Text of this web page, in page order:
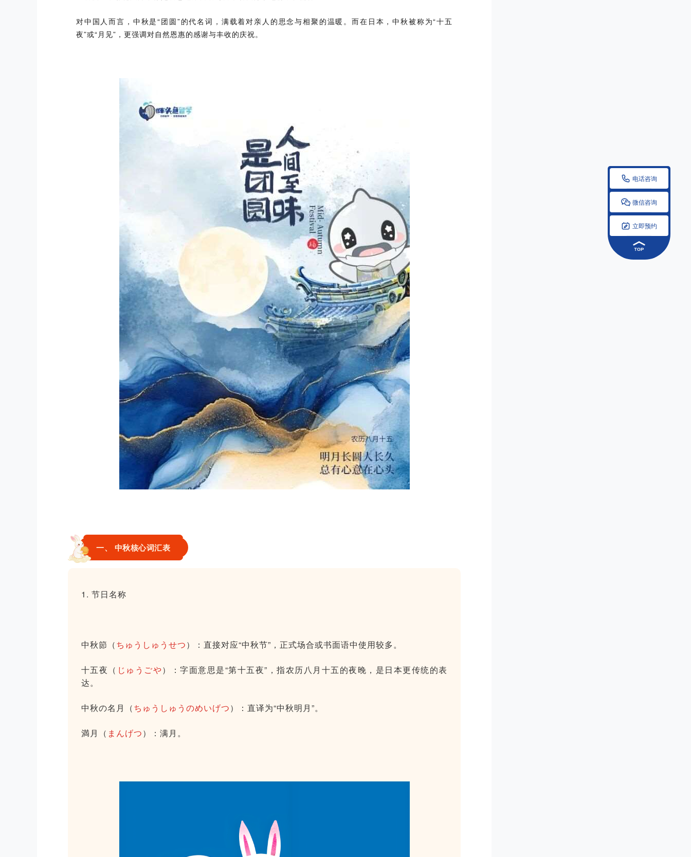
 电话咨询
 微信咨询
 立即预约
对中国人而言，中秋是“团圆”的代名词，满载着对亲人的思念与相聚的温暖。而在日本，中秋被称为“十五
夜”或“月见”，更强调对自然恩惠的感谢与丰收的庆祝。
一、 中秋核心词汇表
1. 节日名称
中秋節（ちゅうしゅうせつ）：直接对应“中秋节”，正式场合或书面语中使用较多。
十五夜（ じゅうごや）：字面意思是“第十五夜”，指农历八月十五的夜晚，是日本更传统的表
达。
中秋の名月（ちゅうしゅうのめいげつ）：直译为“中秋明月”。
満月（ まんげつ）：满月。